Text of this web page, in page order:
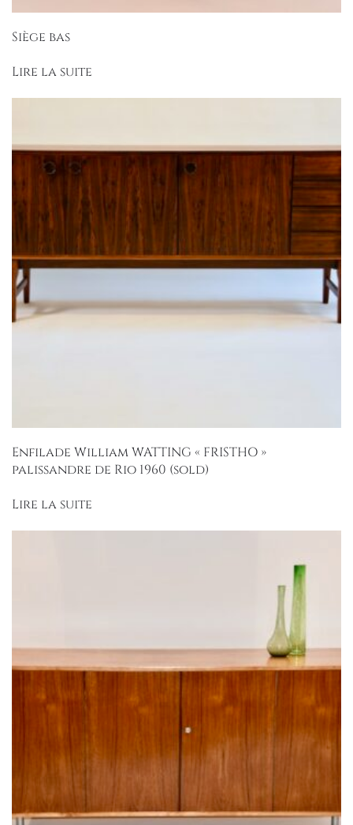
Siège bas
Lire la suite
Enfilade William WATTING « FRISTHO »
palissandre de Rio 1960 (sold)
Lire la suite